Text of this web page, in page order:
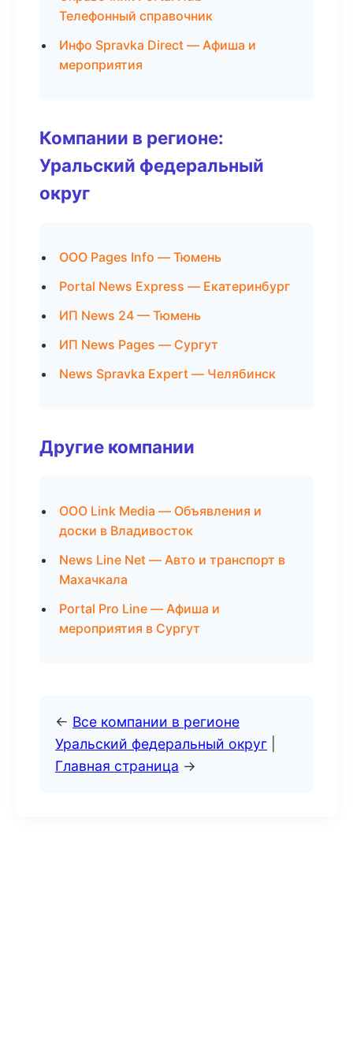
Телефонный справочник
Инфо Spravka Direct — Афиша и
мероприятия
Компании в регионе:
Уральский федеральный
округ
ООО Pages Info — Тюмень
Portal News Express — Екатеринбург
ИП News 24 — Тюмень
ИП News Pages — Сургут
News Spravka Expert — Челябинск
Другие компании
ООО Link Media — Объявления и
доски в Владивосток
News Line Net — Авто и транспорт в
Махачкала
Portal Pro Line — Афиша и
мероприятия в Сургут
← Все компании в регионе
Уральский федеральный округ
Главная страница →